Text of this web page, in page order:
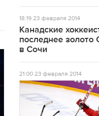
18:1923 февраля 2014
Канадские
последнее
в Сочи
21:0023 февраля 2014